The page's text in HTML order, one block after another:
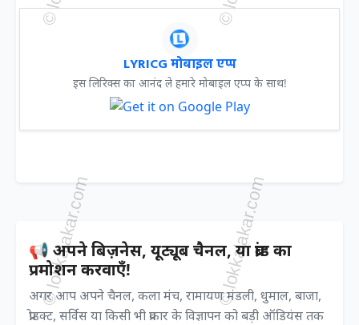
LYRICG मोबाइल एप्प
इस लिरिक्स का आनंद ले हमारे मोबाइल एप्प के साथ!
📢 अपने बिज़नेस, यूट्यूब चैनल, या ब्रांड का
प्रमोशन करवाएँ!
अगर आप अपने चैनल, कला मंच, रामायण मंडली, धुमाल, बाजा,
प्रोडक्ट, सर्विस या किसी भी प्रकार के विज्ञापन को बड़ी ऑडियंस तक